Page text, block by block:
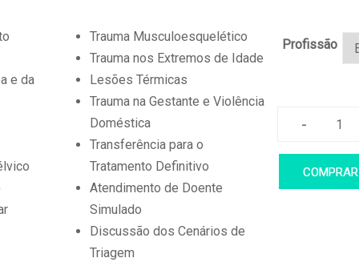
e da
Trauma Musculoesquelético
Trauma nos Extremos de Idade
Lesões Térmicas
Trauma na Gestante e Violência
Doméstica
Transferência para o
Tratamento Definitivo
Atendimento de Doente
Simulado
Discussão dos Cenários de
Triagem
Profissão
-
–
COMPRAR